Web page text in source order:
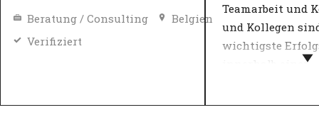
Beratung / Consulting
Belgien
Verifiziert
Teamarbeit und
und Kollegen
wichtigste
innerhalb einer